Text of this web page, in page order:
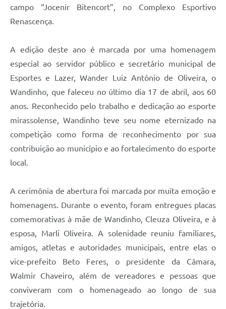
campo “Jocenir Bitencort”, no Complexo Esportivo
Renascença.
A edição deste ano é marcada por uma homenagem
especial ao servidor público e secretário municipal de
Esportes e Lazer, Wander Luiz Antônio de Oliveira, o
Wandinho, que faleceu no último dia 17 de abril, aos 60
anos. Reconhecido pelo trabalho e dedicação ao esporte
mirassolense, Wandinho teve seu nome eternizado na
competição como forma de reconhecimento por sua
contribuição ao município e ao fortalecimento do esporte
local.
A cerimônia de abertura foi marcada por muita emoção e
homenagens. Durante o evento, foram entregues placas
comemorativas à mãe de Wandinho, Cleuza Oliveira, e à
esposa, Marli Oliveira. A solenidade reuniu familiares,
amigos, atletas e autoridades municipais, entre elas o
vice-prefeito Beto Feres, o presidente da Câmara,
Walmir Chaveiro, além de vereadores e pessoas que
conviveram com o homenageado ao longo de sua
trajetória.